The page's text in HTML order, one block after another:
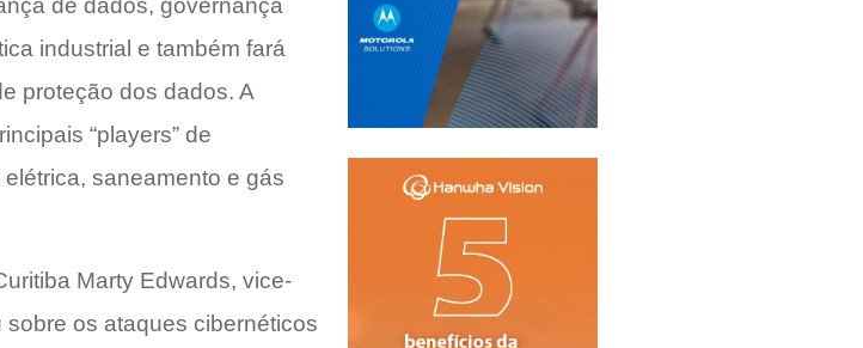
de dados, governança
industrial e também fará
proteção dos dados. A
“players” de
saneamento e gás
Marty Edwards, vice-
os ataques cibernéticos